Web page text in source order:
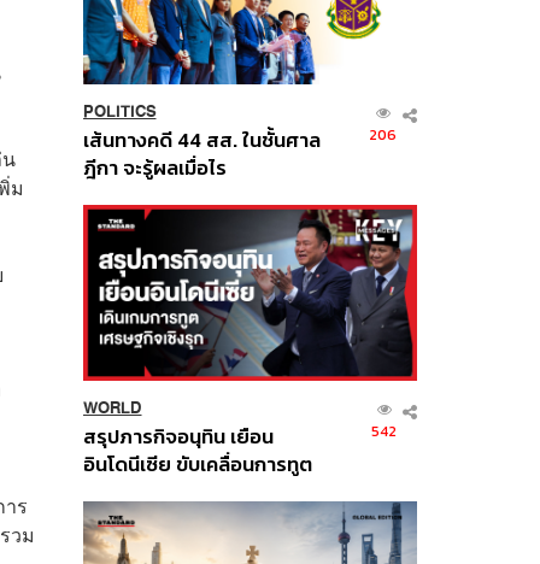
ม
ร
วม
POLITICS
เส้นทางคดี 44 สส. ในชั้นศาล
ฎีกา จะรู้ผลเมื่อไร
206
WORLD
สรุปภารกิจอนุทิน เยือน
อินโดนีเซีย ขับเคลื่อนการทูต
ส่วนยุทธศาสตร์ไทย –
อินโดนีเซีย
542